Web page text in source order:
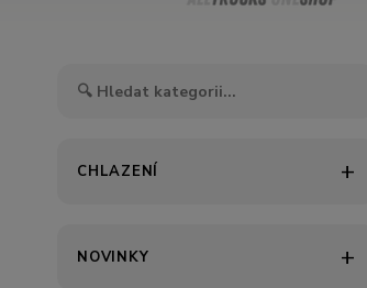
CHLAZENÍ
NOVINKY